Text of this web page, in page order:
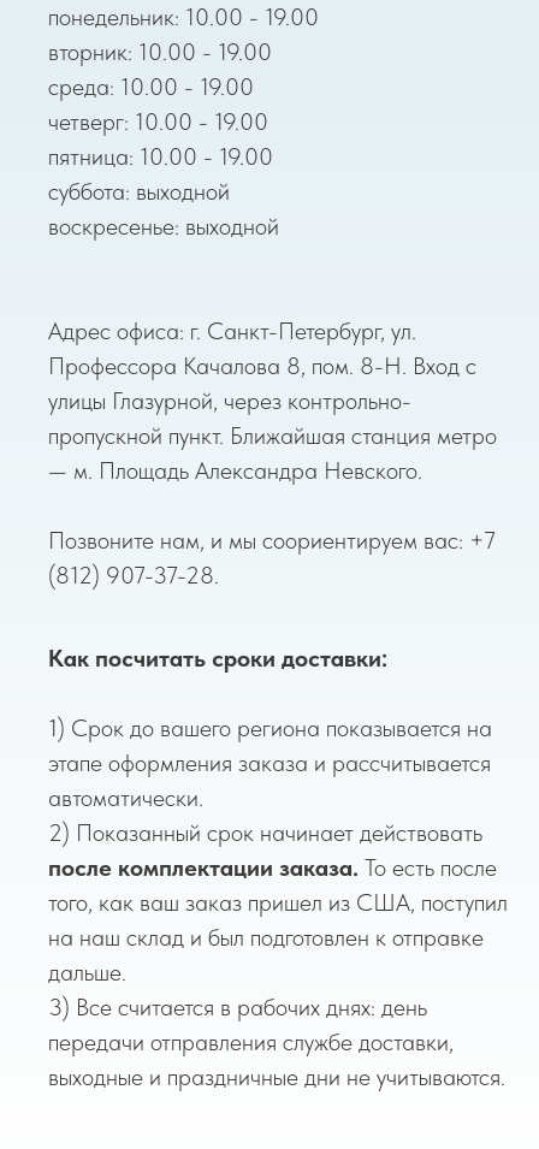
понедельник: 10.00 - 19.00
вторник: 10.00 - 19.00
среда: 10.00 - 19.00
четверг: 10.00 - 19.00
пятница: 10.00 - 19.00
суббота: выходной
воскресенье: выходной
Адрес офиса: г. Санкт-Петербург, ул.
Профессора Качалова 8, пом. 8-Н. Вход с
улицы Глазурной, через контрольно-
пропускной пункт. Ближайшая станция метро
— м. Площадь Александра Невского.
Позвоните нам, и мы соориентируем вас: +7
(812) 907-37-28.
Как посчитать сроки доставки:
1) Срок до вашего региона показывается на
этапе оформления заказа и рассчитывается
автоматически.
2) Показанный срок начинает действовать
после комплектации заказа. То есть после
того, как ваш заказ пришел из США, поступил
на наш склад и был подготовлен к отправке
дальше.
3) Все считается в рабочих днях: день
передачи отправления службе доставки,
выходные и праздничные дни не учитываются.